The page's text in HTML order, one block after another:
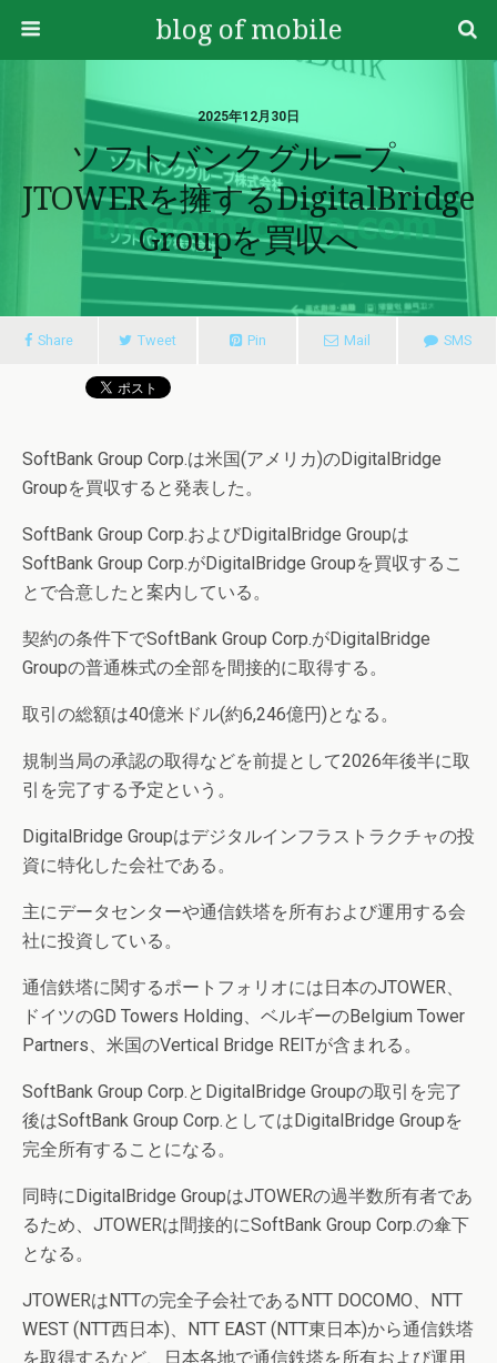
blog of mobile
2025年12月30日
ソフトバンクグループ、
JTOWERを擁するDigitalBridge
Groupを買収へ
Share Tweet Pin Mail SMS
SoftBank Group Corp.は米国(アメリカ)のDigitalBridge
Groupを買収すると発表した。
SoftBank Group Corp.およびDigitalBridge Groupは
SoftBank Group Corp.がDigitalBridge Groupを買収するこ
とで合意したと案内している。
契約の条件下でSoftBank Group Corp.がDigitalBridge
Groupの普通株式の全部を間接的に取得する。
取引の総額は40億米ドル(約6,246億円)となる。
規制当局の承認の取得などを前提として2026年後半に取
引を完了する予定という。
DigitalBridge Groupはデジタルインフラストラクチャの投
資に特化した会社である。
主にデータセンターや通信鉄塔を所有および運用する会
社に投資している。
通信鉄塔に関するポートフォリオには日本のJTOWER、
ドイツのGD Towers Holding、ベルギーのBelgium Tower
Partners、米国のVertical Bridge REITが含まれる。
SoftBank Group Corp.とDigitalBridge Groupの取引を完了
後はSoftBank Group Corp.としてはDigitalBridge Groupを
完全所有することになる。
同時にDigitalBridge GroupはJTOWERの過半数所有者であ
るため、JTOWERは間接的にSoftBank Group Corp.の傘下
となる。
JTOWERはNTTの完全子会社であるNTT DOCOMO、NTT
WEST (NTT西日本)、NTT EAST (NTT東日本)から通信鉄塔
を取得するなど、日本各地で通信鉄塔を所有および運用